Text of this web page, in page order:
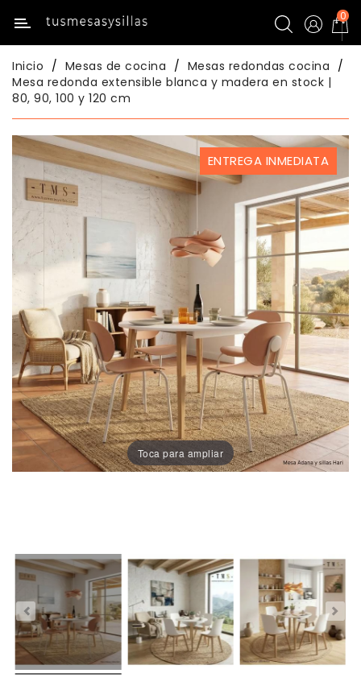
Categoría
Inicio
Mesas
De
Cocina
Sillas
De
Cocina
Mesas
Comedor
Sillas
Comedor
Porcelánico
Dekton
Stock
Exterior/jardín
0
Inicio Mesas de cocina
Mesas redondas cocina
Mesa redonda extensible blanca y madera en stock |
80, 90, 100 y 120 cm
ENTREGA INMEDIATA
Toca para ampliar